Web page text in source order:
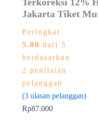
Jakarta Tiket
Peringkat
5.00 dari 5
berdasarkan
2 penilaian
pelanggan
(3ulasan pelanggan)
Rp87.000